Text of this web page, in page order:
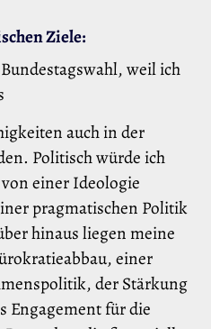
Ziele:
weil ich
auch in der
Politisch würde ich
einer Ideologie
pragmatischen Politik
hinaus liegen meine
einer
der Stärkung
Engagement für die